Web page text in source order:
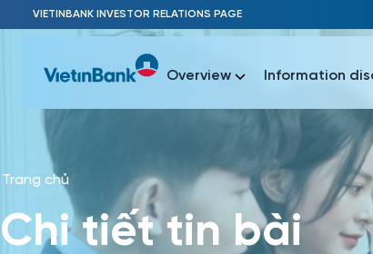
Skip to Main Content
VIETINBANK INVESTOR RELATIONS PAGE
Overview Information
Trang chủ
Chi tiết tin bài